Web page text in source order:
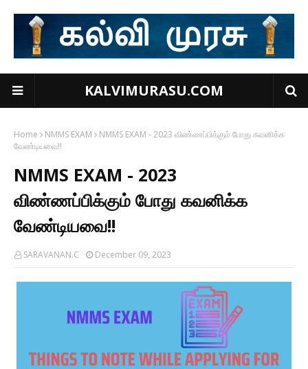
KALVIMURASU.COM
Home NMMS EXAM
NMMS EXAM - 2023 விண்ணப்பிக்கும் போது கவனிக்க
வேண்டியவை!!
NMMS EXAM - 2023
விண்ணப்பிக்கும் போது கவனிக்க
வேண்டியவை!!
SARAVANAN.C December 09, 2023